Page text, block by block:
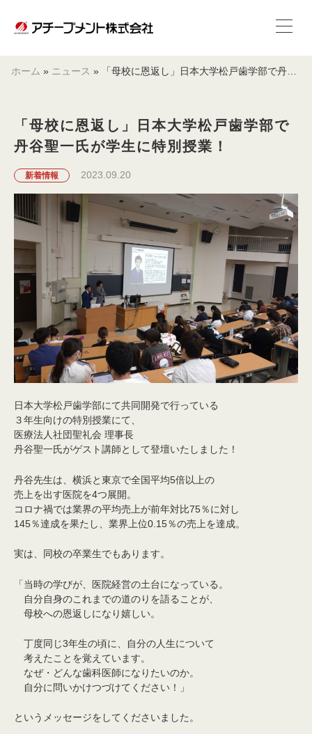
ホーム » ニュース » 「母校に恩返し」日本大学松戸歯学部で丹谷聖一氏が学生に特別授業！
「母校に恩返し」日本大学松戸歯学部で
丹谷聖一氏が学生に特別授業！
新着情報 2023.09.20
日本大学松戸歯学部にて共同開発で行っている
３年生向けの特別授業にて、
医療法人社団聖礼会 理事長
丹谷聖一氏がゲスト講師として登壇いたしました！
丹谷先生は、横浜と東京で全国平均5倍以上の
売上を出す医院を4つ展開。
コロナ禍では業界の平均売上が前年対比75％に対し
145％達成を果たし、業界上位0.15％の売上を達成。
実は、同校の卒業生でもあります。
「当時の学びが、医院経営の土台になっている。
自分自身のこれまでの道のりを語ることが、
母校への恩返しになり嬉しい。
丁度同じ3年生の頃に、自分の人生について
考えたことを覚えています。
なぜ・どんな歯科医師になりたいのか。
自分に問いかけつづけてください！」
というメッセージをしてくださいました。